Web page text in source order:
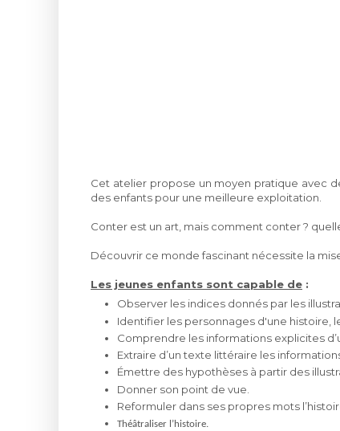
Cet atelier propose un moyen pratique avec
des enfants pour une meilleure exploitation.
Conter est un art, mais comment conter ?
Découvrir ce monde fascinant nécessite la
Les jeunes enfants sont capable de :
Observer les indices donnés par les
Identifier les personnages d'une histoire,
Comprendre les informations explicites
Extraire d’un texte littéraire les
Émettre des hypothèses à partir des
Donner son point de vue.
Reformuler dans ses propres mots
Théâtraliser l’histoire.